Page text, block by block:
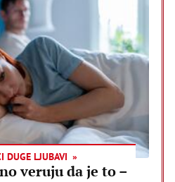
DUGE LJUBAVI
veruju da je to –